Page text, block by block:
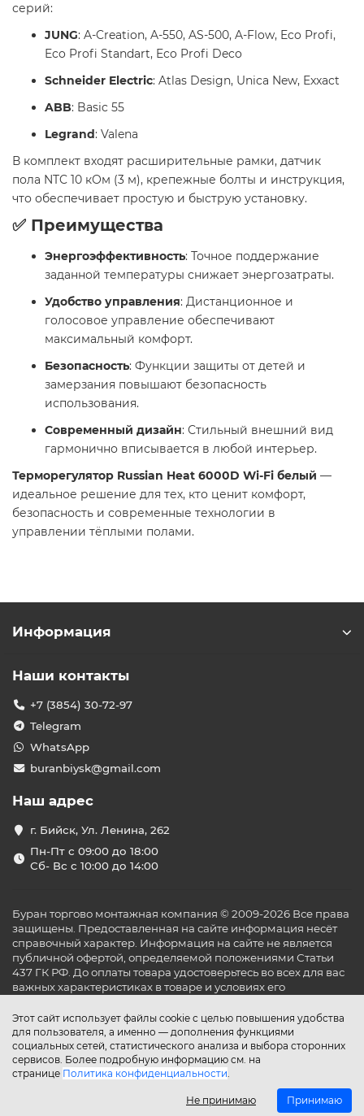
серий:
JUNG: A-Creation, A-550, AS-500, A-Flow, Eco Profi,
Eco Profi Standart, Eco Profi Deco
Schneider Electric: Atlas Design, Unica New, Exxact
ABB: Basic 55
Legrand: Valena
В комплект входят расширительные рамки, датчик
пола NTC 10 кОм (3 м), крепежные болты и инструкция,
что обеспечивает простую и быструю установку.
✅ Преимущества
Энергоэффективность: Точное поддержание
заданной температуры снижает энергозатраты.
Удобство управления: Дистанционное и
голосовое управление обеспечивают
максимальный комфорт.
Безопасность: Функции защиты от детей и
замерзания повышают безопасность
использования.
Современный дизайн: Стильный внешний вид
гармонично вписывается в любой интерьер.
Терморегулятор Russian Heat 6000D Wi-Fi белый —
идеальное решение для тех, кто ценит комфорт,
безопасность и современные технологии в
управлении тёплыми полами.
Этот сайт использует файлы cookie с целью повышения удобства
для пользователя, а именно — дополнения функциями
социальных сетей, статистического анализа и выбора сторонних
сервисов. Более подробную информацию см. на
странице Политика конфиденциальности.
Не принимаю Принимаю
Информация
Наши контакты
+7 (3854) 30-72-97
Telegram
WhatsApp
buranbiysk@gmail.com
Наш адрес
г. Бийск, Ул. Ленина, 262
Пн-Пт с 09:00 до 18:00
Сб- Вс с 10:00 до 14:00
Буран торгово монтажная компания © 2009-2026 Все права
защищены. Предоставленная на сайте информация несёт
справочный характер. Информация на сайте не является
публичной офертой, определяемой положениями Статьи
437 ГК РФ. До оплаты товара удостоверьтесь во всех для вас
важных характеристиках в товаре и условиях его